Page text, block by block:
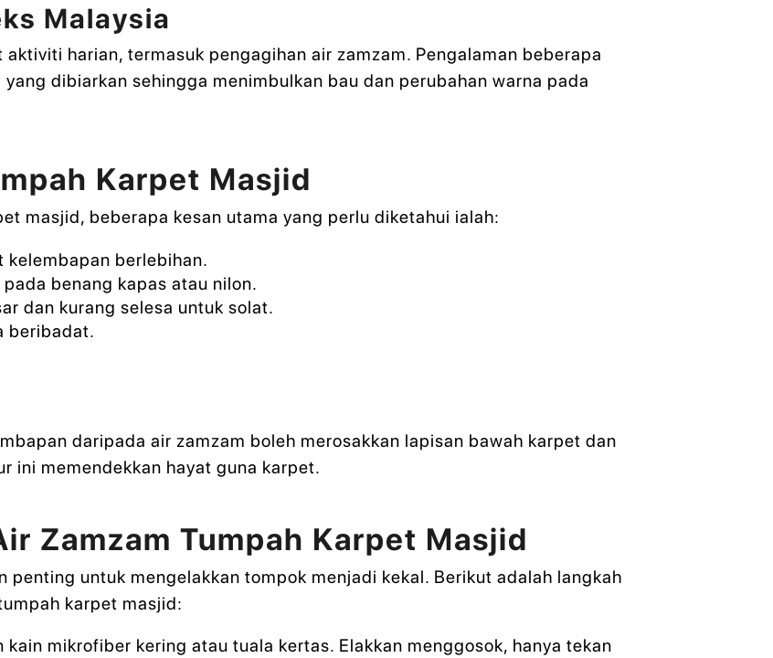
Malaysia
harian, termasuk pengagihan air zamzam. Pengalaman beberapa
dibiarkan sehingga menimbulkan bau dan perubahan warna pada
Karpet Masjid
masjid, beberapa kesan utama yang perlu diketahui ialah:
kelembapan berlebihan.
benang kapas atau nilon.
dan kurang selesa untuk solat.
beribadat.
daripada air zamzam boleh merosakkan lapisan bawah karpet dan
ini memendekkan hayat guna karpet.
Zamzam Tumpah Karpet Masjid
penting untuk mengelakkan tompok menjadi kekal. Berikut adalah langkah
karpet masjid:
mikrofiber kering atau tuala kertas. Elakkan menggosok, hanya tekan